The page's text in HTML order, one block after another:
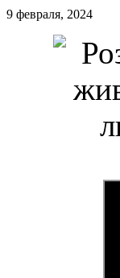
9 февраля, 2024